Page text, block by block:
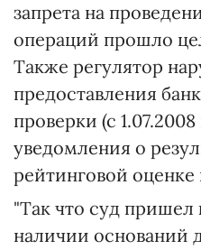
запрета на
операций прошло
Также регулятор
предоставления
проверки (с
уведомления о
рейтинговой
"Так что суд пришел
наличии оснований